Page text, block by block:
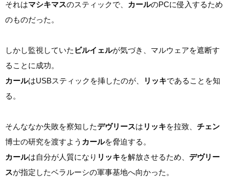
それはマシキマスのスティックで、 カールのPCに侵入するため
のものだった。
しかし監視していた ビルイェルが気づき、マルウェアを遮断す
ることに成功。
カールはUSBスティックを挿したのが、 リッキであることを知
る。
そんななか失敗を察知したデヴリースは リッキを拉致、 チェン
博士の研究を渡すよう カールを脅迫する。
カールは自分が人質になり リッキを解放させるため、 デヴリー
スが指定したベラルーシの軍事基地へ向かった。